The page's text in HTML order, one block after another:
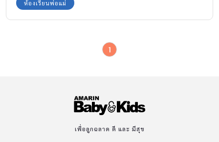
ห้องเรียนพ่อแม่
1
เพื่อลูกฉลาด ดี และ มีสุข